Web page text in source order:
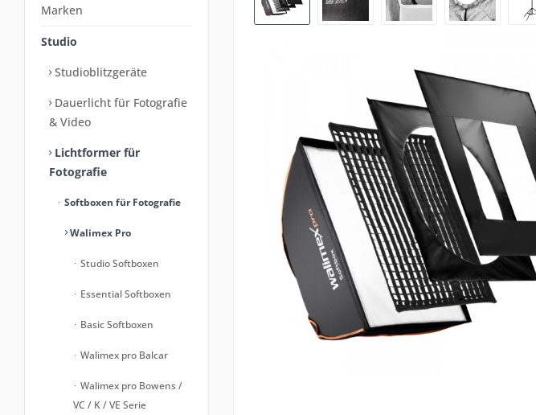
Marken
Studio
Studioblitzgeräte
Dauerlicht für Fotografie
& Video
Lichtformer für
Fotografie
Softboxen für Fotografie
Walimex Pro
Studio Softboxen
Essential Softboxen
Basic Softboxen
Walimex pro Balcar
Walimex pro Bowens /
VC / K / VE Serie